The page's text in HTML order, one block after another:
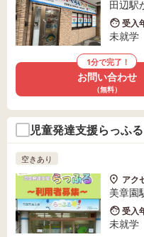
田辺駅
受入
未就学
1分で完了！
お問い合わせ
（無料）
児童発達支援らっふる
空きあり
アク
美章園
受入
未就学